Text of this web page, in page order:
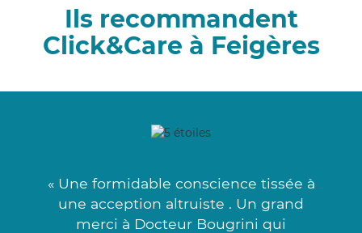
Ils recommandent
Click&Care à Feigères
« Une formidable conscience tissée à
une acception altruiste . Un grand
merci à Docteur Bougrini qui